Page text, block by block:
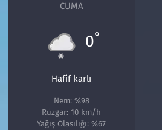
CUMA
0°
Hafif karlı
Nem: %98
Rüzgar: 10 km/h
Yağış Olasılığı: %67